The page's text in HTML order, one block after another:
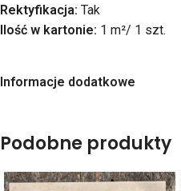
Rektyfikacja: Tak
Ilość w kartonie: 1 m²/ 1 szt.
Informacje dodatkowe
Podobne produkty